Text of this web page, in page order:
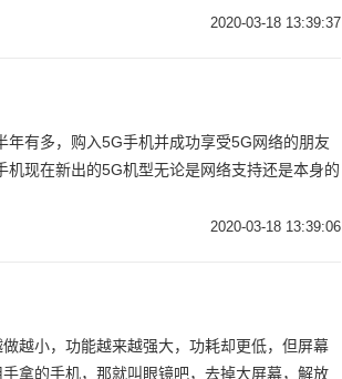
2020-03-18 13:39:37
有多，购入5G手机并成功享受5G网络的朋友
现在新出的5G机型无论是网络支持还是本身的
2020-03-18 13:39:06
越小，功能越来越强大，功耗却更低，但屏幕
拿的手机，那就叫眼镜吧，去掉大屏幕，解放